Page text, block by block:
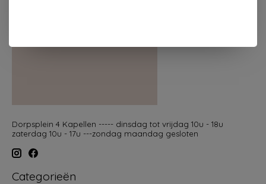
Dorpsplein 4 Kapellen ----- dinsdag tot vrijdag 10u - 18u
zaterdag 10u - 17u ---zondag maandag gesloten
Categorieën